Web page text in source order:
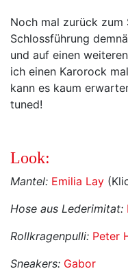
Noch mal zurück
Schlossführung
und auf einen
ich einen Karorock
kann es kaum
tuned!
Look:
Mantel: Emilia Lay
Hose aus Lederimitat:
Rollkragenpulli: Peter
Sneakers: Gabor